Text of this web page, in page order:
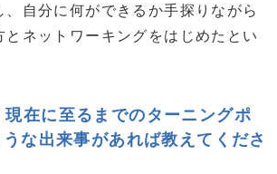
、自分に何ができるか手探りながら
ネットワーキングをはじめたとい
在に至るまでのターニングポ
な出来事があれば教えてくださ